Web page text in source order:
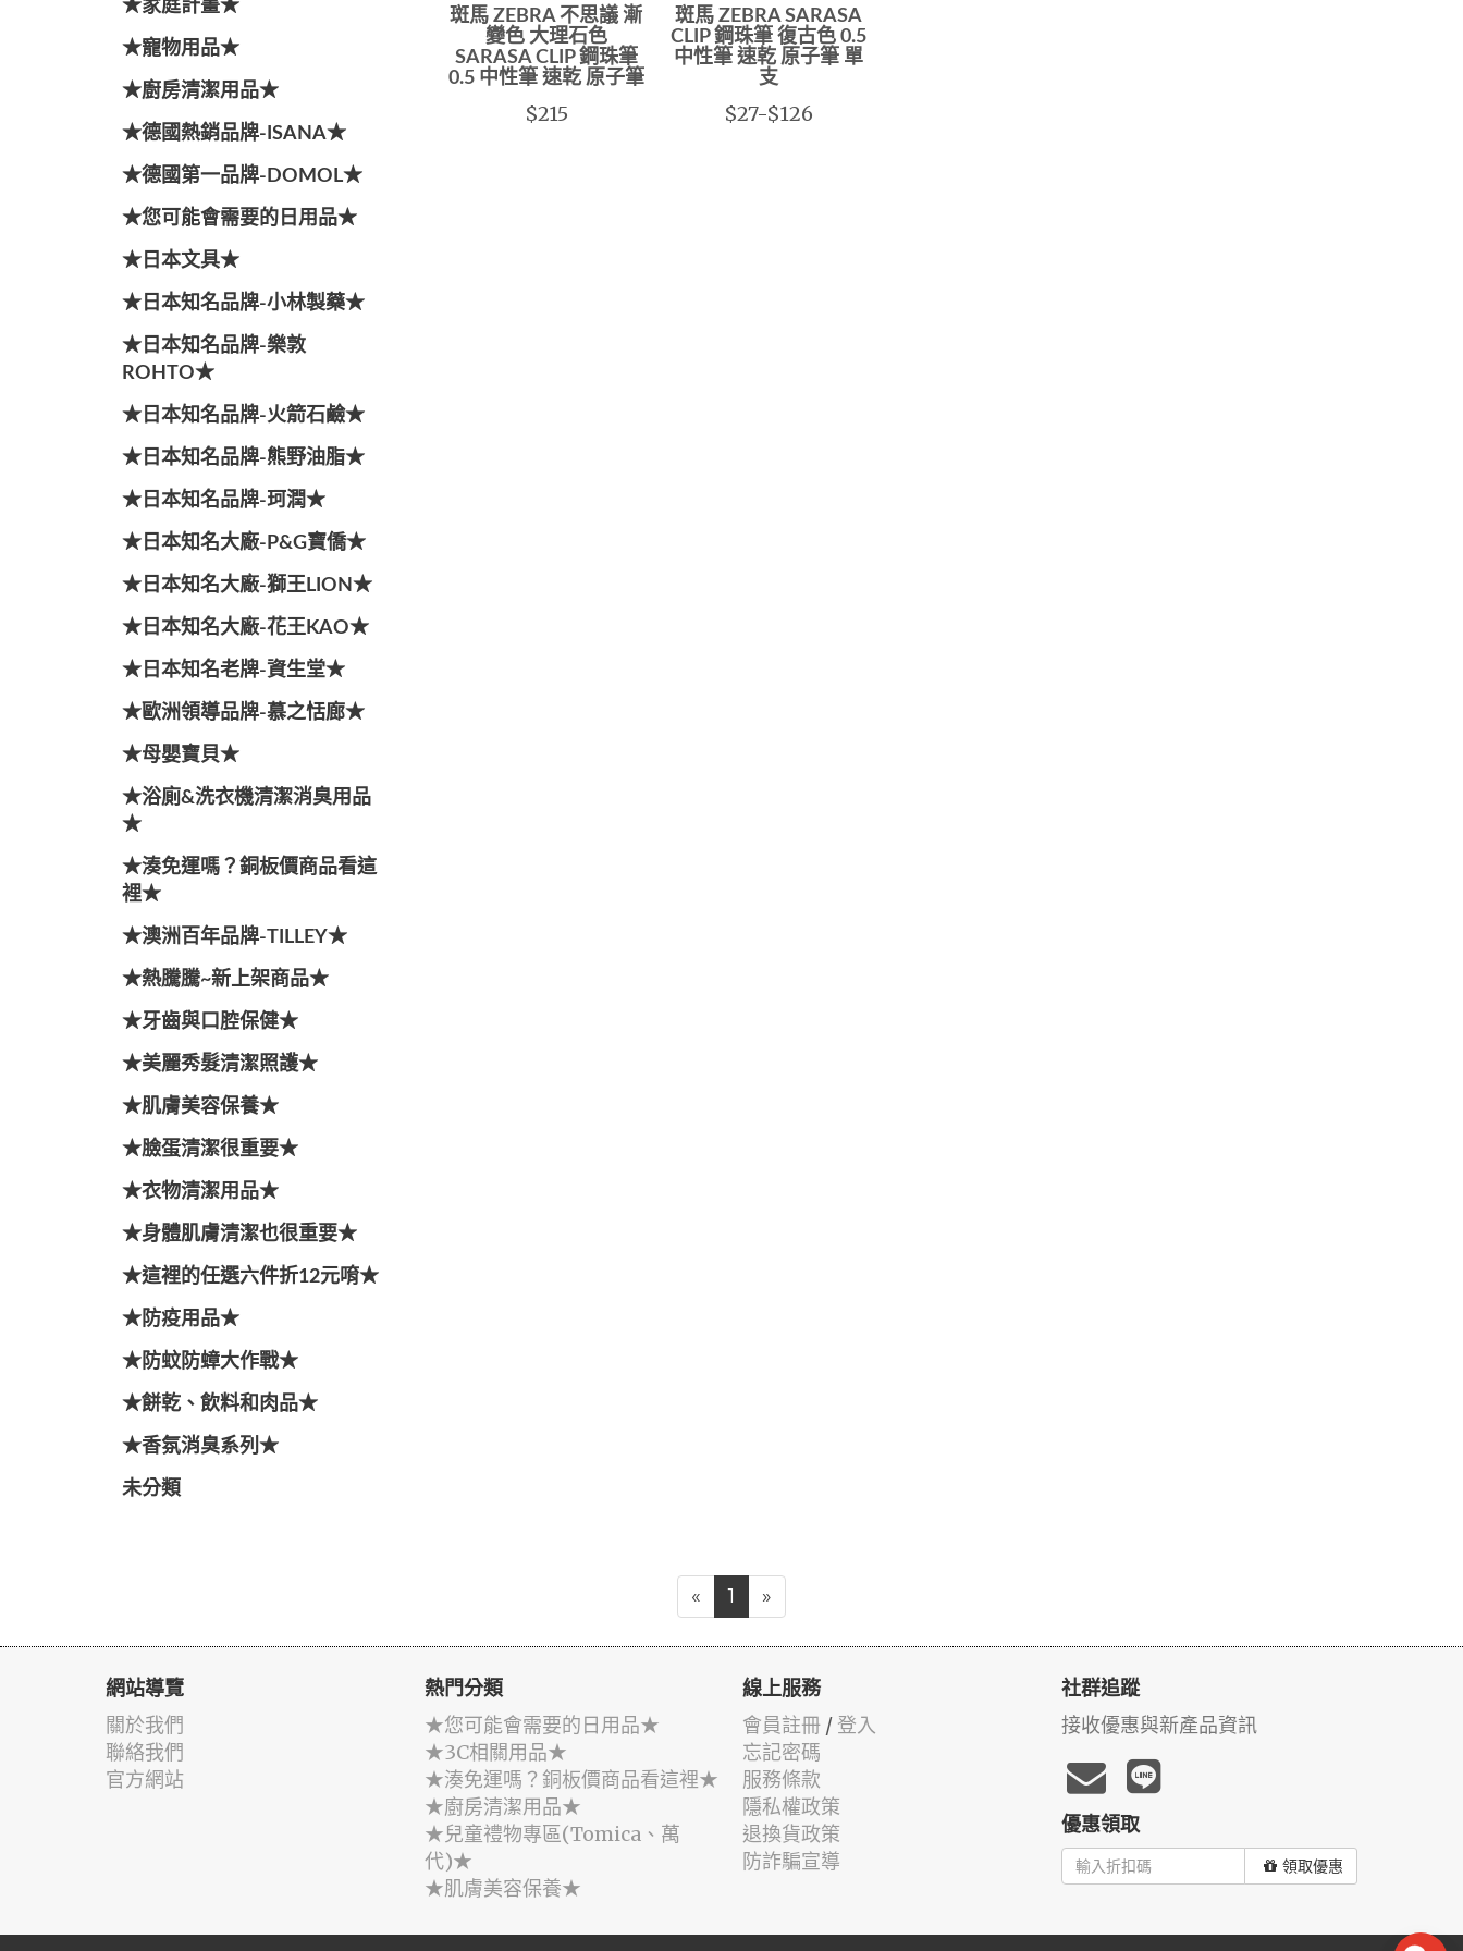
★家庭計畫★
★寵物用品★
★廚房清潔用品★
★德國熱銷品牌-ISANA★
★德國第一品牌-DOMOL★
★您可能會需要的日用品★
★日本文具★
★日本知名品牌-小林製藥★
★日本知名品牌-樂敦
ROHTO★
★日本知名品牌-火箭石鹼★
★日本知名品牌-熊野油脂★
★日本知名品牌-珂潤★
★日本知名大廠-P&G寶僑★
★日本知名大廠-獅王LION★
★日本知名大廠-花王KAO★
★日本知名老牌-資生堂★
★歐洲領導品牌-慕之恬廊★
★母嬰寶貝★
★浴廁&洗衣機清潔消臭用品
★
★湊免運嗎？銅板價商品看這
裡★
★澳洲百年品牌-TILLEY★
★熱騰騰~新上架商品★
★牙齒與口腔保健★
★美麗秀髮清潔照護★
★肌膚美容保養★
★臉蛋清潔很重要★
★衣物清潔用品★
★身體肌膚清潔也很重要★
★這裡的任選六件折12元唷★
★防疫用品★
★防蚊防蟑大作戰★
★餅乾、飲料和肉品★
★香氛消臭系列★
未分類
斑馬 ZEBRA 不思議 漸
變色 大理石色
SARASA CLIP 鋼珠筆
0.5 中性筆 速乾 原子筆
$215
斑馬 ZEBRA SARASA
CLIP 鋼珠筆 復古色 0.5
中性筆 速乾 原子筆 單
支
$27-$126
« 1 »
網站導覽
關於我們
聯絡我們
官方網站
熱門分類
★您可能會需要的日用品★
★3C相關用品★
★湊免運嗎？銅板價商品看這裡★
★廚房清潔用品★
★兒童禮物專區(Tomica、萬
代)★
★肌膚美容保養★
線上服務
會員註冊 / 登入
忘記密碼
服務條款
隱私權政策
退換貨政策
防詐騙宣導
社群追蹤
接收優惠與新產品資訊
優惠領取
領取優惠